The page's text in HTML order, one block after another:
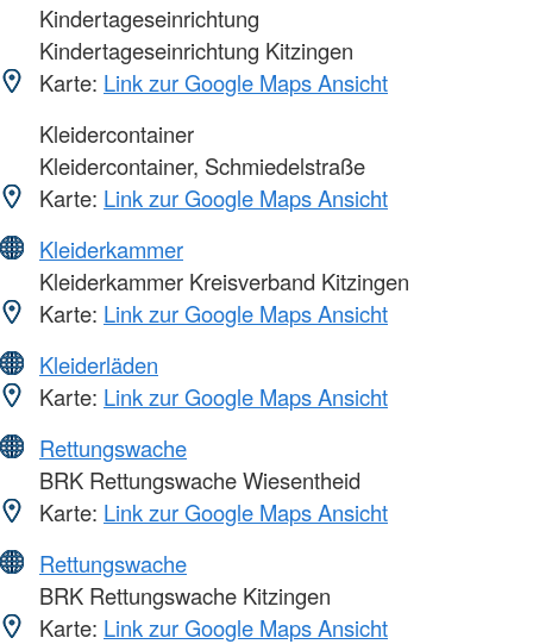
Kindertageseinrichtung
Kindertageseinrichtung Kitzingen
Karte: Link zur Google Maps Ansicht
Kleidercontainer
Kleidercontainer, Schmiedelstraße
Karte: Link zur Google Maps Ansicht
Kleiderkammer
Kleiderkammer Kreisverband Kitzingen
Karte: Link zur Google Maps Ansicht
Kleiderläden
Karte: Link zur Google Maps Ansicht
Rettungswache
BRK Rettungswache Wiesentheid
Karte: Link zur Google Maps Ansicht
Rettungswache
BRK Rettungswache Kitzingen
Karte: Link zur Google Maps Ansicht